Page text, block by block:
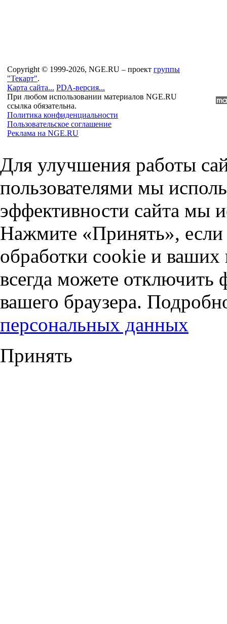
Copyright © 1999-2026, NGE.RU – проект группы
"Текарт".
Карта сайта... PDA-версия...
При любом использовании материалов NGE.RU
ссылка обязательна.
Политика конфиденциальности
Пользовательское соглашение
Реклама на NGE.RU
Для улучшения работы
пользователями мы
эффективности сайта мы
Нажмите «Принять», если
обработки cookie и
всегда можете отключить
вашего браузера.
персональных данных
Принять